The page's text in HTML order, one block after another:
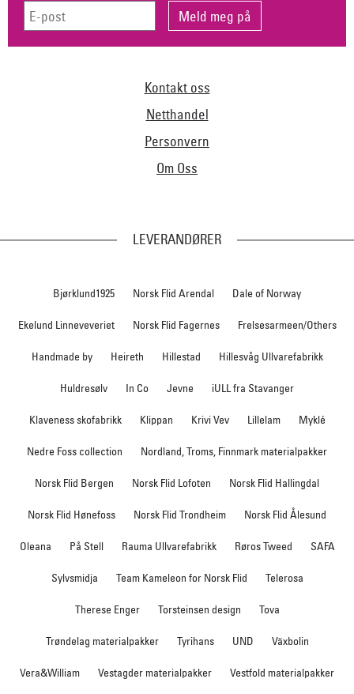
Kontakt oss
Netthandel
Personvern
Om Oss
LEVERANDØRER
Bjørklund1925 Norsk Flid Arendal Dale of Norway
Ekelund Linneveveriet Norsk Flid Fagernes Frelsesarmeen/Others
Handmade by Heireth Hillestad Hillesvåg Ullvarefabrikk
Huldresølv In Co Jevne iULL fra Stavanger
Klaveness skofabrikk Klippan Krivi Vev Lillelam Myklé
Nedre Foss collection Nordland, Troms, Finnmark materialpakker
Norsk Flid Bergen Norsk Flid Lofoten Norsk Flid Hallingdal
Norsk Flid Hønefoss Norsk Flid Trondheim Norsk Flid Ålesund
Oleana På Stell Rauma Ullvarefabrikk Røros Tweed SAFA
Sylvsmidja Team Kameleon for Norsk Flid Telerosa
Therese Enger Torsteinsen design Tova
Trøndelag materialpakker Tyrihans UND Växbolin
Vera&William Vestagder materialpakker Vestfold materialpakker